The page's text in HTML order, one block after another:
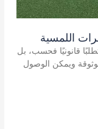
اللمسية
قانونيًا فحسب، بل
ويمكن الوصول